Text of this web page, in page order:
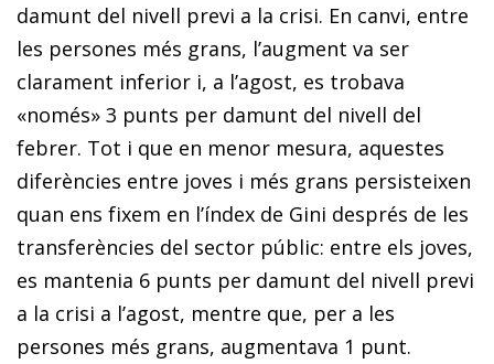
damunt del nivell previ a la crisi. En canvi, entre
les persones més grans, l’augment va ser
clarament inferior i, a l’agost, es trobava
«només» 3 punts per damunt del nivell del
febrer. Tot i que en menor mesura, aquestes
diferències entre joves i més grans persisteixen
quan ens fixem en l’índex de Gini després de les
transferències del sector públic: entre els joves,
es mantenia 6 punts per damunt del nivell previ
a la crisi a l’agost, mentre que, per a les
persones més grans, augmentava 1 punt.